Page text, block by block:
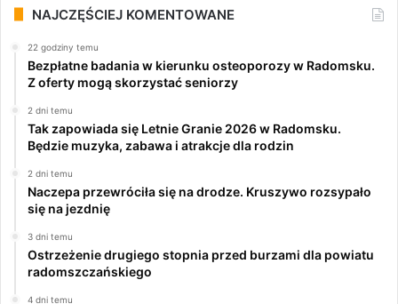
NAJCZĘŚCIEJ KOMENTOWANE
22 godziny temu
Bezpłatne badania w kierunku osteoporozy w Radomsku.
Z oferty mogą skorzystać seniorzy
2 dni temu
Tak zapowiada się Letnie Granie 2026 w Radomsku.
Będzie muzyka, zabawa i atrakcje dla rodzin
2 dni temu
Naczepa przewróciła się na drodze. Kruszywo rozsypało
się na jezdnię
3 dni temu
Ostrzeżenie drugiego stopnia przed burzami dla powiatu
radomszczańskiego
4 dni temu